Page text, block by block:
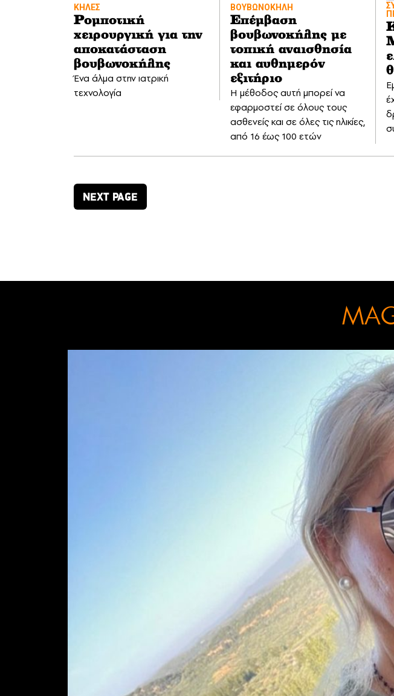
ΚΗΛΕΣ
Ρομποτική
χειρουργική για την
αποκατάσταση
βουβωνοκήλης
Ένα άλμα στην ιατρική
τεχνολογία
ΒΟΥΒΩΝΟΚΗΛΗ
Επέμβαση
βουβωνοκήλης με
τοπική αναισθησία
και αυθημερόν
εξιτήριο
Η μέθοδος αυτή μπορεί να
εφαρμοστεί σε όλους τους
ασθενείς και σε όλες τις ηλικίες,
από 16 έως 100 ετών
NEXT PAGE